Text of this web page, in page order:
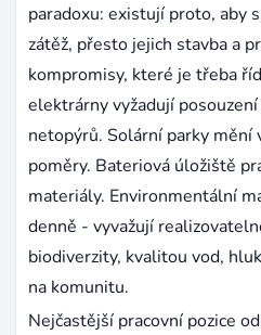
paradoxu: existují proto, aby
zátěž, přesto jejich stavba a
kompromisy, které je třeba
elektrárny vyžadují
netopýrů. Solární parky mění
poměry. Bateriová úložiště
materiály. Environmentální
denně - vyvažují
biodiverzity, kvalitou vod,
na komunitu.
Nejčastější pracovní pozice